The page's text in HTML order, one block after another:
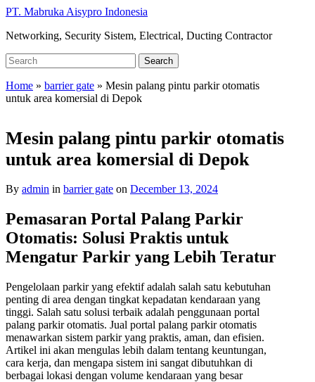
Skip
main
PT. Mabruka Aisypro Indonesia
Networking, Security Sistem, Electrical, Ducting Contractor
Search
for:
Search
Home » barrier gate » Mesin palang pintu parkir otomatis
untuk area komersial di Depok
Mesin palang pintu parkir otomatis
untuk area komersial di Depok
By admin in barrier gate on December 13, 2024
Pemasaran Portal Palang Parkir
Otomatis: Solusi Praktis untuk
Mengatur Parkir yang Lebih Teratur
Pengelolaan parkir yang efektif adalah salah satu kebutuhan
penting di area dengan tingkat kepadatan kendaraan yang
tinggi. Salah satu solusi terbaik adalah penggunaan portal
palang parkir otomatis. Jual portal palang parkir otomatis
menawarkan sistem parkir yang praktis, aman, dan efisien.
Artikel ini akan mengulas lebih dalam tentang keuntungan,
cara kerja, dan mengapa sistem ini sangat dibutuhkan di
berbagai lokasi dengan volume kendaraan yang besar